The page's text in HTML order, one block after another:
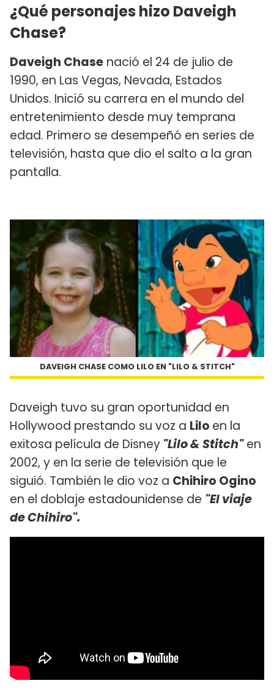
¿Qué personajes hizo Daveigh
Chase?
Daveigh Chase nació el 24 de julio de
1990, en Las Vegas, Nevada, Estados
Unidos. Inició su carrera en el mundo del
entretenimiento desde muy temprana
edad. Primero se desempeñó en series de
televisión, hasta que dio el salto a la gran
pantalla.
DAVEIGH CHASE COMO LILO EN "LILO & STITCH"
Daveigh tuvo su gran oportunidad en
Hollywood prestando su voz a Lilo en la
exitosa película de Disney "Lilo & Stitch"en
2002, y en la serie de televisión que le
siguió. También le dio voz a Chihiro Ogino
en el doblaje estadounidense de "El viaje
de Chihiro".